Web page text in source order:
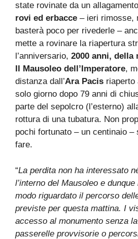
state rovinate da un
rovi ed erbacce – ieri rimosse,
basterà poco per rivederle –
mette a rovinare la riapertura
l’anniversario, 2000 anni, della
Il Mausoleo dell’Imperatore,
distanza dall’Ara Pacis riaperto
solo giorno dopo 79 anni di
parte del sepolcro (l’esterno)
rottura di una tubatura. Non
pochi fortunato – un centinaio –
fare.
“La perdita non ha interessato
l’interno del Mausoleo e
modo riguardato il percorso
previste per questa mattina. I
accesso al monumento senza
passerelle provvisorie o